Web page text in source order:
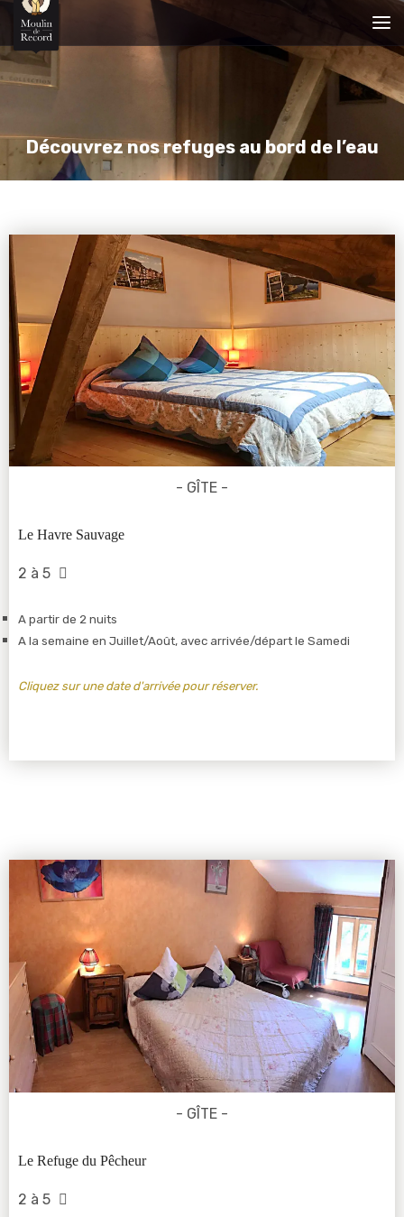
Découvrez nos refuges au bord de l’eau
- GÎTE -
Le Havre Sauvage
2 à 5
A partir de 2 nuits
A la semaine en Juillet/Août, avec arrivée/départ le Samedi
Cliquez sur une date d'arrivée pour réserver.
- GÎTE -
Le Refuge du Pêcheur
2 à 5